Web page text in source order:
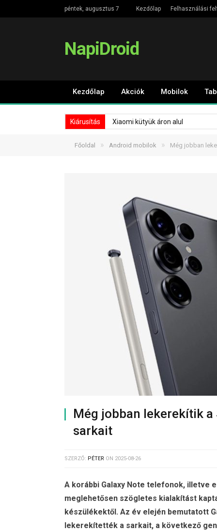
péntek, augusztus 7 Kezdőlap Felhasználási
NapiDroid
Kezdőlap Akciók Mobilok
Kiárusítás Xiaomi kütyük áron alul
Főoldal » Android mobilok » Még jobban
Még jobban lekerekítik a
sarkait
SZERZŐ: PÉTER ON 2025-08-26
A korábbi Galaxy Note telefonok, illetve
meglehetősen szögletes kialakítást
készülékektől. Az év elején bemutatott
lekerekítették a sarkait, a következő